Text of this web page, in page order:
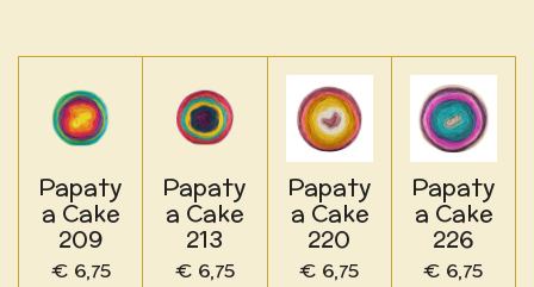
Papaty
a Cake
209
€ 6,75
Papaty
a Cake
213
€ 6,75
Papaty
a Cake
220
€ 6,75
Papaty
a Cake
226
€ 6,75